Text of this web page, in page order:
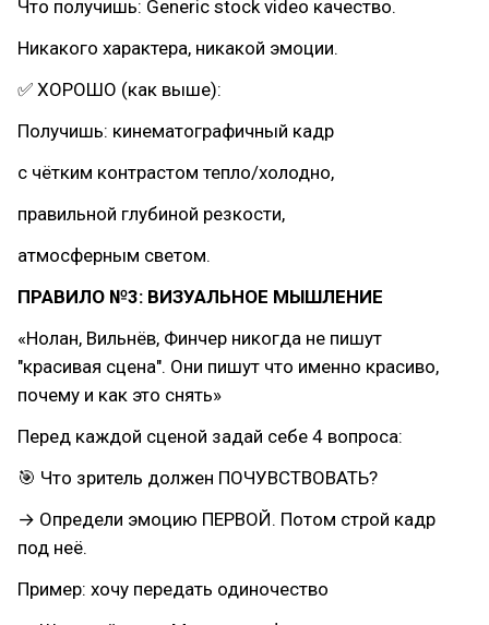
Что получишь: Generic stock video качество.
Никакого характера, никакой эмоции.
✅ ХОРОШО (как выше):
Получишь: кинематографичный кадр
с чётким контрастом тепло/холодно,
правильной глубиной резкости,
атмосферным светом.
ПРАВИЛО №3: ВИЗУАЛЬНОЕ МЫШЛЕНИЕ
«Нолан, Вильнёв, Финчер никогда не пишут
"красивая сцена". Они пишут что именно красиво,
почему и как это снять»
Перед каждой сценой задай себе 4 вопроса:
🎯 Что зритель должен ПОЧУВСТВОВАТЬ?
→ Определи эмоцию ПЕРВОЙ. Потом строй кадр
под неё.
Пример: хочу передать одиночество